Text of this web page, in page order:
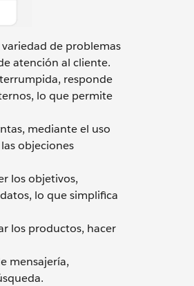
de problemas
atención al cliente.
responde
lo que permite
mediante el uso
objeciones
los objetivos,
lo que simplifica
los productos, hacer
mensajería,